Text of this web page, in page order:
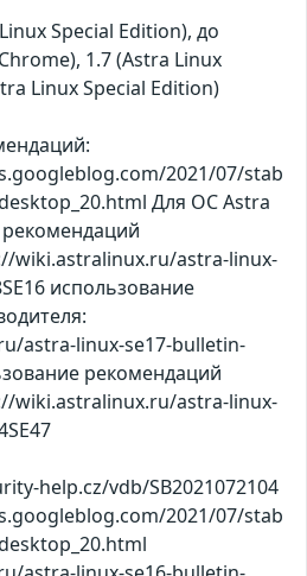
Special Edition), до
1.7 (Astra Linux
Linux Special Edition)
2021/07/stab
Для ОС Astra
wiki.astralinux.ru/astra-linux-
использование
astra-linux-se17-bulletin-
рекомендаций
wiki.astralinux.ru/astra-linux-
help.cz/vdb/SB2021072104
2021/07/stab